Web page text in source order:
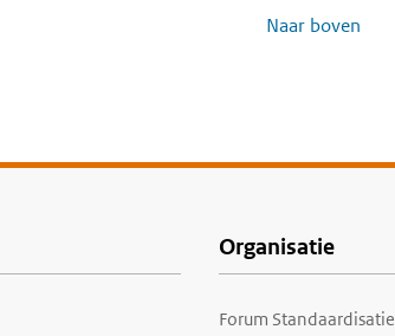
Naar boven
Organisatie
Forum Standaardisatie